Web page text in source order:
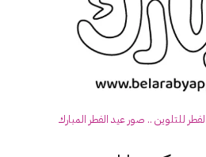
للتلوين .. صور عيد الفطر المبارك